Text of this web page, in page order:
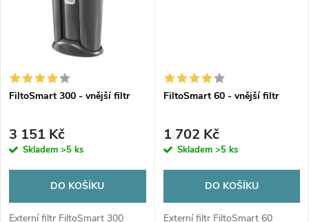
ů
FiltoSmart 300 - vnější filtr
3 151 Kč
Skladem >5 ks
DO KOŠÍKU
Externí filtr FiltoSmart 300
FiltoSmart 60 - vnější filtr
1 702 Kč
Skladem >5 ks
DO KOŠÍKU
Externí filtr FiltoSmart 60